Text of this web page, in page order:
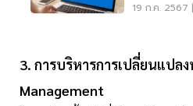
19 ก.ค. 2567
3. การบริหารการเปลี่ยนแปล
Management